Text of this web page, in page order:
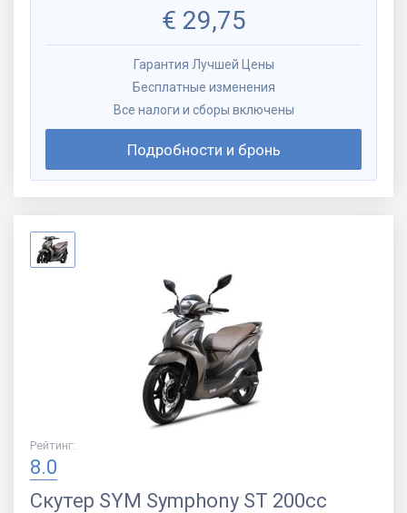
€ 29,75
Гарантия Лучшей Цены
Бесплатные изменения
Все налоги и сборы включены
Подробности и бронь
Рейтинг:
8.0
Скутер SYM Symphony ST 200cc